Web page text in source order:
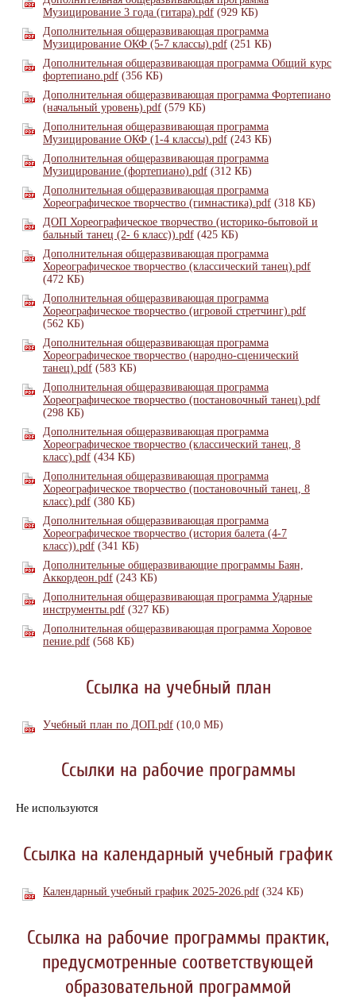
Музицирование 3 года (гитара).pdf (929 КБ)
Дополнительная общеразвивающая программа
Музицирование ОКФ (5-7 классы).pdf (251 КБ)
Дополнительная общеразвивающая программа Общий курс
фортепиано.pdf (356 КБ)
Дополнительная общеразвивающая программа Фортепиано
(начальный уровень).pdf (579 КБ)
Дополнительная общеразвивающая программа
Музицирование ОКФ (1-4 классы).pdf (243 КБ)
Дополнительная общеразвивающая программа
Музицирование (фортепиано).pdf (312 КБ)
Дополнительная общеразвивающая программа
Хореографическое творчество (гимнастика).pdf (318 КБ)
ДОП Хореографическое творчество (историко-бытовой и
бальный танец (2- 6 класс)).pdf (425 КБ)
Дополнительная общеразвивающая программа
Хореографическое творчество (классический танец).pdf
(472 КБ)
Дополнительная общеразвивающая программа
Хореографическое творчество (игровой стретчинг).pdf
(562 КБ)
Дополнительная общеразвивающая программа
Хореографическое творчество (народно-сценический
танец).pdf (583 КБ)
Дополнительная общеразвивающая программа
Хореографическое творчество (постановочный танец).pdf
(298 КБ)
Дополнительная общеразвивающая программа
Хореографическое творчество (классический танец, 8
класс).pdf (434 КБ)
Дополнительная общеразвивающая программа
Хореографическое творчество (постановочный танец, 8
класс).pdf (380 КБ)
Дополнительная общеразвивающая программа
Хореографическое творчество (история балета (4-7
класс)).pdf (341 КБ)
Дополнительные общеразвивающие программы Баян,
Аккордеон.pdf (243 КБ)
Дополнительная общеразвивающая программа Ударные
инструменты.pdf (327 КБ)
Дополнительная общеразвивающая программа Хоровое
пение.pdf (568 КБ)
Ссылка на учебный план
Учебный план по ДОП.pdf (10,0 МБ)
Ссылки на рабочие программы
Не используются
Ссылка на календарный учебный график
Календарный учебный график 2025-2026.pdf (324 КБ)
Ссылка на рабочие программы практик,
предусмотренные соответствующей
образовательной программой